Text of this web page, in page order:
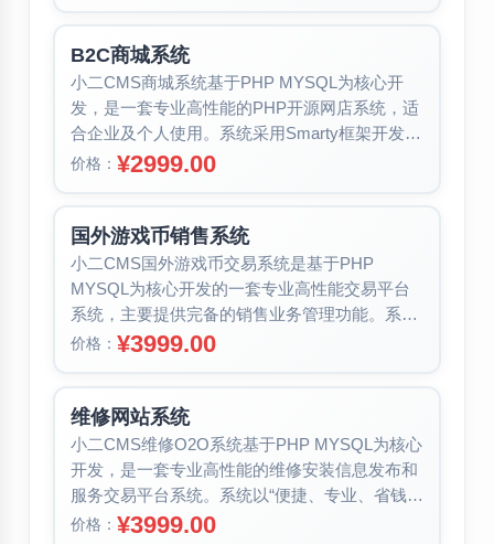
B2C商城系统
小二CMS商城系统基于PHP MYSQL为核心开
发，是一套专业高性能的PHP开源网店系统，适
合企业及个人使用。系统采用Smarty框架开发，
支持PHP7（性能比...
价格： ¥2999.00
国外游戏币销售系统
小二CMS国外游戏币交易系统是基于PHP
MYSQL为核心开发的一套专业高性能交易平台
系统，主要提供完备的销售业务管理功能。系统
涵盖游戏币收货管理、出货管理、代...
价格： ¥3999.00
维修网站系统
小二CMS维修O2O系统基于PHP MYSQL为核心
开发，是一套专业高性能的维修安装信息发布和
服务交易平台系统。系统以“便捷、专业、省钱、
安全”为优势，打破国内...
价格： ¥3999.00